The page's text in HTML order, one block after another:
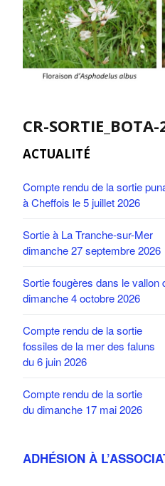
CR-
ACTUALITÉ
Compte rendu de la sortie
à Cheffois le 5 juillet 2026
Sortie à La Tranche-sur-Mer
dimanche 27 septembre 2026
Sortie fougères dans le vallon
dimanche 4 octobre 2026
Compte rendu de la sortie
fossiles de la mer des faluns
du 6 juin 2026
Compte rendu de la sortie
du dimanche 17 mai 2026
ADHÉSION À